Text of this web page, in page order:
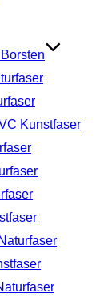
Kunstfaser